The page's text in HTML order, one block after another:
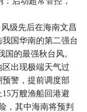
级先后在海南文昌
国华南的第二强台
国的最强秋台风。
出现极端天气过
警，提前调度部
万艘渔船回港避
，其中海南将预判